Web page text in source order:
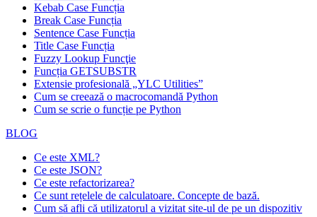
Kebab Case Funcția
Break Case Funcția
Sentence Case Funcția
Title Case Funcția
Fuzzy Lookup Funcţie
Funcția GETSUBSTR
Extensie profesională „YLC Utilities”
Cum se creează o macrocomandă Python
Cum se scrie o funcție pe Python
BLOG
Ce este XML?
Ce este JSON?
Ce este refactorizarea?
Ce sunt rețelele de calculatoare. Concepte de bază.
Cum să afli că utilizatorul a vizitat site-ul de pe un dispozitiv